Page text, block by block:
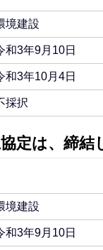
境建設
和3年9月10日
和3年10月4日
採択
定は、締結
境建設
和3年9月10日